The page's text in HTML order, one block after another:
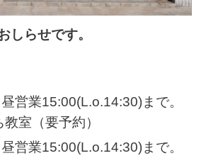
しらせです。
営業15:00(L.o.14:30)まで。
室（要予約）
営業15:00(L.o.14:30)まで。